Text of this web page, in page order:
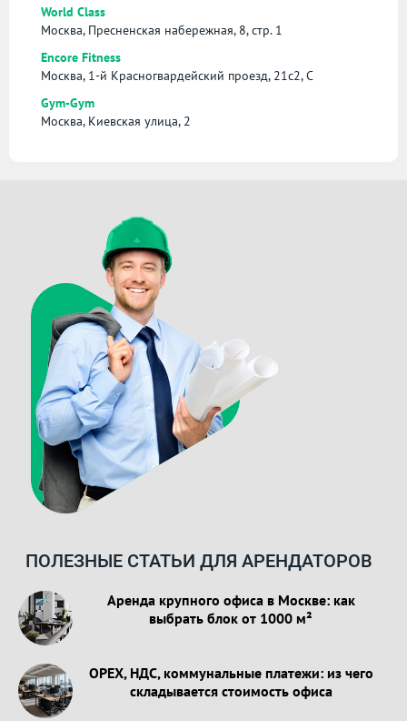
World Class
Москва, Пресненская набережная, 8, стр. 1
Encore Fitness
Москва, 1-й Красногвардейский проезд, 21с2, С
Gym-Gym
Москва, Киевская улица, 2
ПОЛЕЗНЫЕ СТАТЬИ ДЛЯ АРЕНДАТОРОВ
Аренда крупного офиса в Москве: как
выбрать блок от 1000 м²
OPEX, НДС, коммунальные платежи: из чего
складывается стоимость офиса